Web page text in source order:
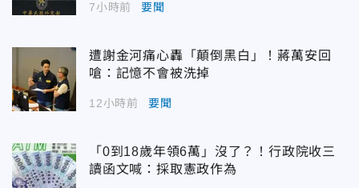
7小時前 要聞
遭謝金河痛心轟「顛倒黑白」！蔣萬安回
嗆：記憶不會被洗掉
12小時前 要聞
「0到18歲年領6萬」沒了？！行政院收三
讀函文喊：採取憲政作為